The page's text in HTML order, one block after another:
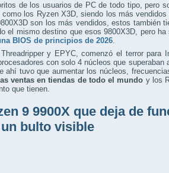
de los usuarios de PC de todo tipo, pero
los Ryzen X3D, siendo los más
son los más vendidos, estos también
el mismo destino que esos 9800X3D, pero
BIOS de principios de 2026.
y EPYC, comenzó el terror para
con solo 4 núcleos que superaban
ahí tuvo que aumentar los núcleos,
ventas en tiendas de todo el mundo y los
que tienen.
9 9900X que deja de
bulto visible